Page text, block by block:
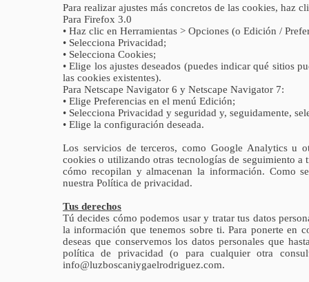
Para realizar ajustes más concretos de las cookies, haz
Para Firefox 3.0
• Haz clic en Herramientas > Opciones (o Edición /
• Selecciona Privacidad;
• Selecciona Cookies;
• Elige los ajustes deseados (puedes indicar qué sitios
las cookies existentes).
Para Netscape Navigator 6 y Netscape Navigator 7:
• Elige Preferencias en el menú Edición;
• Selecciona Privacidad y seguridad y, seguidamente,
• Elige la configuración deseada.
Los servicios de terceros, como Google Analytics u
cookies o utilizando otras tecnologías de seguimiento
cómo recopilan y almacenan la información. Como
nuestra Política de privacidad.
Tus derechos
Tú decides cómo podemos usar y tratar tus datos
la información que tenemos sobre ti. Para ponerte en
deseas que conservemos los datos personales que
política de privacidad (o para cualquier otra
info@luzboscaniygaelrodriguez.com.